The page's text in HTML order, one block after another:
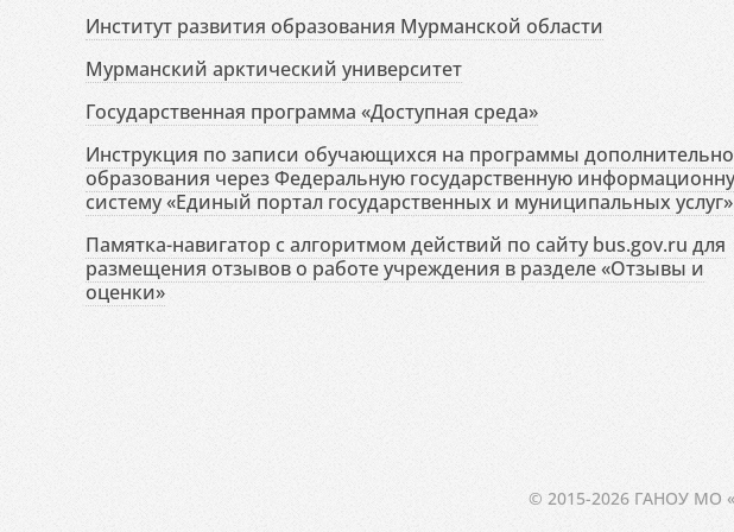
Институт развития образования Мурманской области
Мурманский арктический университет
Государственная программа «Доступная среда»
Инструкция по записи обучающихся на программы
образования через Федеральную государственную
систему «Единый портал государственных и муниципальных услуг»
Памятка-навигатор с алгоритмом действий по сайту bus.gov.ru для
размещения отзывов о работе учреждения в разделе «Отзывы и
оценки»
© 2015-2026 ГАНОУ МО